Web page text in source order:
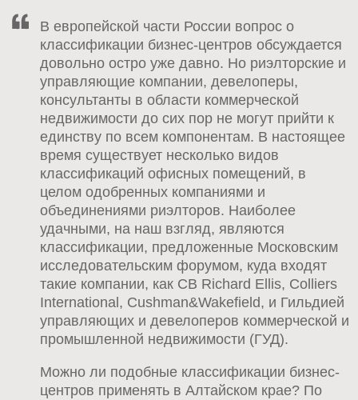
В европейской части России вопрос о
классификации бизнес-центров обсуждается
довольно остро уже давно. Но риэлторские и
управляющие компании, девелоперы,
консультанты в области коммерческой
недвижимости до сих пор не могут прийти к
единству по всем компонентам. В настоящее
время существует несколько видов
классификаций офисных помещений, в
целом одобренных компаниями и
объединениями риэлторов. Наиболее
удачными, на наш взгляд, являются
классификации, предложенные Московским
исследовательским форумом, куда входят
такие компании, как CB Richard Ellis, Colliers
International, Cushman&Wakefield, и Гильдией
управляющих и девелоперов коммерческой и
промышленной недвижимости (ГУД).
Можно ли подобные классификации бизнес-
центров применять в Алтайском крае? По